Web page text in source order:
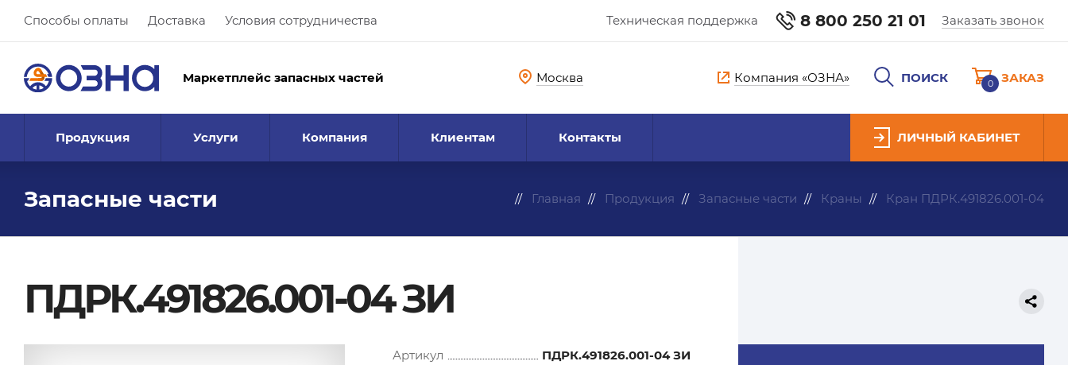
Способы оплаты Доставка Условия сотрудничества Техническая поддержка 8 800 250 21 01 Заказать звонок
Маркетплейс запасных частей Москва Компания «ОЗНА» ПОИСК 0 ЗАКАЗ
Продукция Услуги Компания Клиентам Контакты ЛИЧНЫЙ КАБИНЕТ
Запасные части Главная Продукция Запасные части Краны Кран ПДРК.491826.001-04
ПДРК.491826.001-04 ЗИ
Артикул
ПДРК.491826.001-04 ЗИ